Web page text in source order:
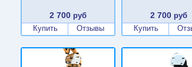
2 700руб
Купить
Отзывы
2 700руб
Купить